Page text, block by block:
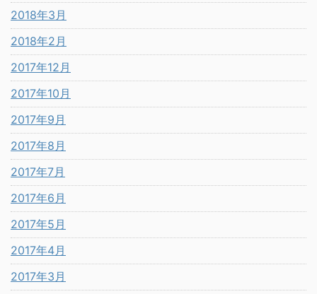
2018年3月
2018年2月
2017年12月
2017年10月
2017年9月
2017年8月
2017年7月
2017年6月
2017年5月
2017年4月
2017年3月